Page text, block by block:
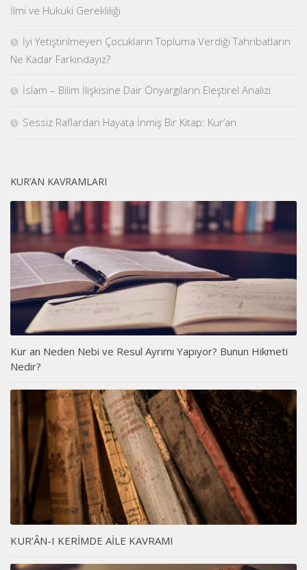
İlmi ve Hukuki Gerekliliği
İyi Yetiştirilmeyen Çocukların Topluma Verdiği Tahribatların
Ne Kadar Farkındayız?
İslam – Bilim İlişkisine Dair Önyargıların Eleştirel Analizi
Sessiz Raflardan Hayata İnmiş Bir Kitap: Kur’an
KUR’AN KAVRAMLARI
Kur an Neden Nebi ve Resul Ayrımı Yapıyor? Bunun Hikmeti
Nedir?
KUR’ÂN-I KERİMDE AİLE KAVRAMI